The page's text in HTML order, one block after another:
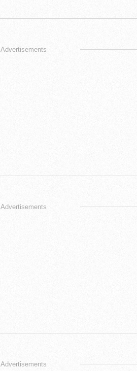
Advertisements
Advertisements
Advertisements